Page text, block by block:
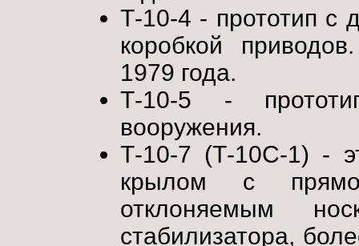
Т-10-4 - прототип с
коробкой
1979 года.
Т-10-5 -
вооружения.
Т-10-7 (Т-10С-1) -
крылом с
отклоняемым
стабилизатора,